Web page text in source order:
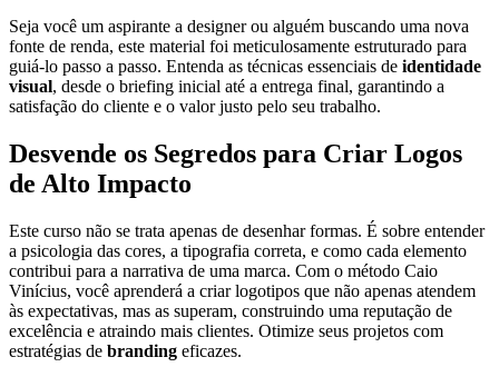
Seja você um aspirante a designer ou alguém buscando uma nova
fonte de renda, este material foi meticulosamente estruturado para
guiá-lo passo a passo. Entenda as técnicas essenciais de identidade
visual, desde o briefing inicial até a entrega final, garantindo a
satisfação do cliente e o valor justo pelo seu trabalho.
Desvende os Segredos para Criar Logos
de Alto Impacto
Este curso não se trata apenas de desenhar formas. É sobre entender
a psicologia das cores, a tipografia correta, e como cada elemento
contribui para a narrativa de uma marca. Com o método Caio
Vinícius, você aprenderá a criar logotipos que não apenas atendem
às expectativas, mas as superam, construindo uma reputação de
excelência e atraindo mais clientes. Otimize seus projetos com
estratégias de branding eficazes.